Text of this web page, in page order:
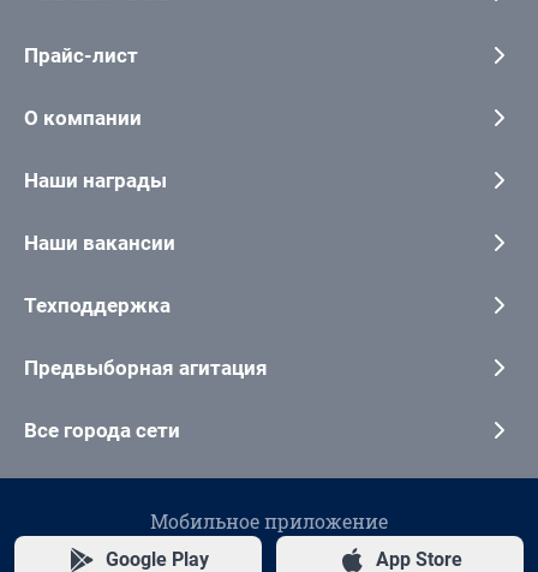
Прайс-лист
О компании
Наши награды
Наши вакансии
Техподдержка
Предвыборная агитация
Все города сети
Мобильное приложение
Google Play App Store